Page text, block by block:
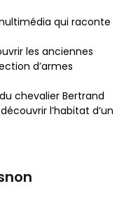
qui raconte
les anciennes
d’armes
chevalier Bertrand
l’habitat d’un